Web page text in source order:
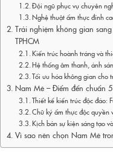
Đội ngũ phục vụ chuyên
Nghệ thuật ẩm thực đỉnh
Trải nghiệm không gian
TPHCM
Kiến trúc hoành tráng và
Hệ thống âm thanh, ánh
Tối ưu hóa không gian cho
Nam Mê – Điểm đến chuẩn
Thiết kế kiến trúc độc đáo:
Chữ ký ẩm thực độc
Kịch bản sự kiện sáng tạo
Vì sao nên chọn Nam Mê